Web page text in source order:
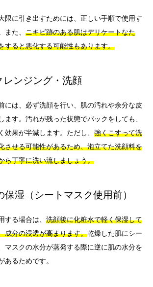
限に引き出すためには、正しい手順で使用す
また、 ニキビ跡のある肌はデリケートなた
すると悪化する可能性もあります。
レンジング・洗顔
には、必ず洗顔を行い、肌の汚れや余分な皮
ます。汚れが残った状態でパックをしても、
効果が半減します。ただし、 強くこすって洗
させる可能性があるため、泡立てた洗顔料を
ら丁寧に洗い流しましょう。
保湿（シートマスク使用前）
する場合は、 洗顔後に化粧水で軽く保湿して
成分の浸透が高まります。乾燥した肌にシー
マスクの水分が蒸発する際に逆に肌の水分を
あるためです。